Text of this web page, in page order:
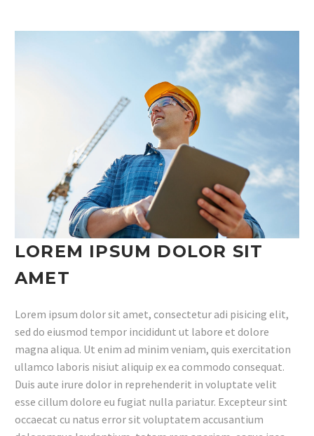
LOREM IPSUM DOLOR SIT
AMET
Lorem ipsum dolor sit amet, consectetur adi pisicing elit,
sed do eiusmod tempor incididunt ut labore et dolore
magna aliqua. Ut enim ad minim veniam, quis exercitation
ullamco laboris nisiut aliquip ex ea commodo consequat.
Duis aute irure dolor in reprehenderit in voluptate velit
esse cillum dolore eu fugiat nulla pariatur. Excepteur sint
occaecat cu natus error sit voluptatem accusantium